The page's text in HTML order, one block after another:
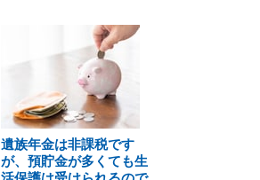
遺族年金は非課税です
が、預貯金が多くても生